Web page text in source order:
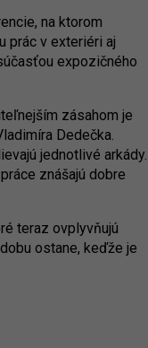
na ktorom
prác v exteriéri aj
expozičného
zásahom je
Dedečka.
jednotlivé arkády.
znášajú dobre
teraz ovplyvňujú
ostane, keďže je